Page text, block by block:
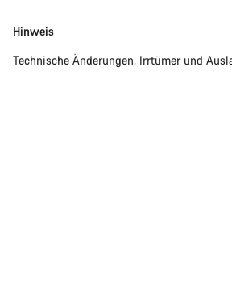
Hinweis
Technische Änderungen, Irrtümer und